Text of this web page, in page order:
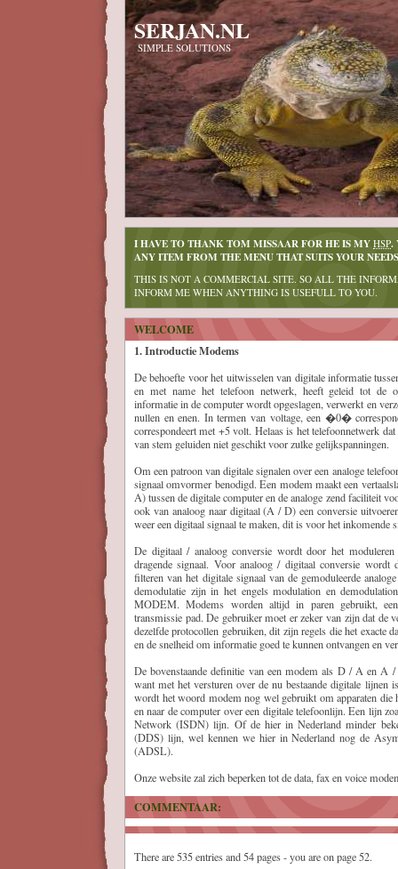
SERJAN.NL
SIMPLE SOLUTIONS
I HAVE TO THANK TOM MISSAAR FOR HE IS MY HSP.
ANY ITEM FROM THE MENU THAT SUITS YOUR
THIS IS NOT A COMMERCIAL SITE. SO ALL THE
INFORM ME WHEN ANYTHING IS USEFULL TO YOU.
WELCOME
1. Introductie Modems
De behoefte voor het uitwisselen van digitale informatie
en met name het telefoon netwerk, heeft geleid tot de
informatie in de computer wordt opgeslagen, verwerkt en
nullen en enen. In termen van voltage, een �0�
correspondeert met +5 volt. Helaas is het telefoonnetwerk
van stem geluiden niet geschikt voor zulke gelijkspanningen.
Om een patroon van digitale signalen over een analoge
signaal omvormer benodigd. Een modem maakt een
A) tussen de digitale computer en de analoge zend faciliteit
ook van analoog naar digitaal (A / D) een conversie
weer een digitaal signaal te maken, dit is voor het inkomende
De digitaal / analoog conversie wordt door het
dragende signaal. Voor analoog / digitaal conversie wordt
filteren van het digitale signaal van de gemoduleerde
demodulatie zijn in het engels modulation en
MODEM. Modems worden altijd in paren gebruikt,
transmissie pad. De gebruiker moet er zeker van zijn dat de
dezelfde protocollen gebruiken, dit zijn regels die het exacte
en de snelheid om informatie goed te kunnen ontvangen en
De bovenstaande definitie van een modem als D / A en
want met het versturen over de nu bestaande digitale lijnen
wordt het woord modem nog wel gebruikt om apparaten die
en naar de computer over een digitale telefoonlijn. Een lijn
Network (ISDN) lijn. Of de hier in Nederland minder
(DDS) lijn, wel kennen we hier in Nederland nog de
(ADSL).
Onze website zal zich beperken tot de data, fax en voice
COMMENTAAR:
There are 535 entries and 54 pages - you are on page 52.